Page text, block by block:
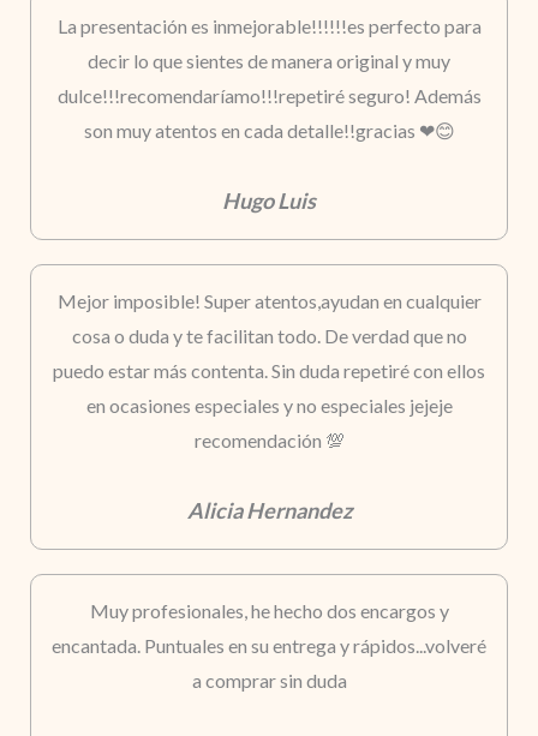
La presentación es inmejorable!!!!!!es perfecto para
decir lo que sientes de manera original y muy
dulce!!!recomendaríamo!!!repetiré seguro! Además
son muy atentos en cada detalle!!gracias ❤😊
Hugo Luis
Mejor imposible! Super atentos,ayudan en cualquier
cosa o duda y te facilitan todo. De verdad que no
puedo estar más contenta. Sin duda repetiré con ellos
en ocasiones especiales y no especiales jejeje
recomendación 💯
Alicia Hernandez
Muy profesionales, he hecho dos encargos y
encantada. Puntuales en su entrega y rápidos...volveré
a comprar sin duda